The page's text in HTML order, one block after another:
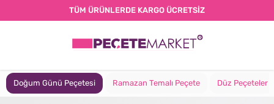
TÜM ÜRÜNLERDE KARGO ÜCRETSİZ
Doğum Günü Peçetesi Ramazan Temalı Peçete Düz Peçeteler